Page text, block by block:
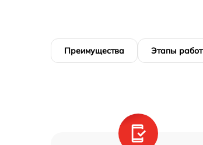
Преимущества Этапы работ